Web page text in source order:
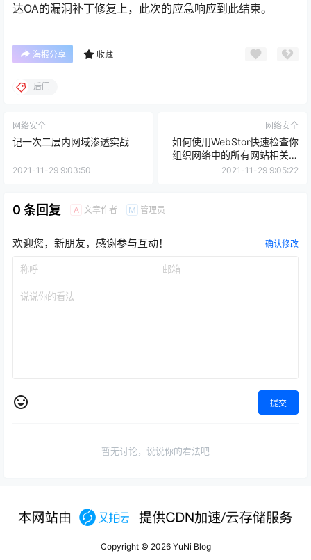
达OA的漏洞补丁修复上，此次的应急响应到此结束。
海报分享 收藏
后门
网络安全
记一次二层内网域渗透实战
2021-11-29 9:03:50
网络安全
如何使用WebStor快速检查你
组织网络中的所有网站相关安
全技术
2021-11-29 9:05:22
0 条回复 A 文章作者 M 管理员
欢迎您，新朋友，感谢参与互动！ 确认修改
提交
暂无讨论，说说你的看法吧
Copyright © 2026YuNi Blog